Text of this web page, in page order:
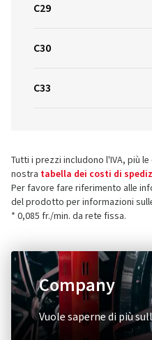
C29
C30
C33
Tutti i prezzi includono l'IVA, più
nostra tabella dei costi di
Per favore fare riferimento alle
del prodotto per informazioni
* 0,085 fr./min. da rete fissa.
Company
Vuole saperne di più